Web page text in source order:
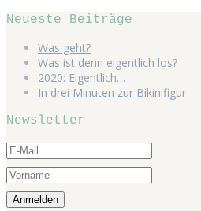
Neueste Beiträge
Was geht?
Was ist denn eigentlich los?
2020: Eigentlich…
In drei Minuten zur Bikinifigur
Newsletter